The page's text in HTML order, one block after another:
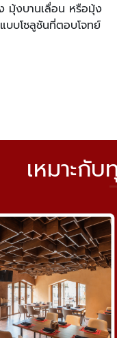
มุ้งบานเลื่อน หรือมุ้ง
บบโซลูชันที่ตอบโจทย์
เหมาะกั